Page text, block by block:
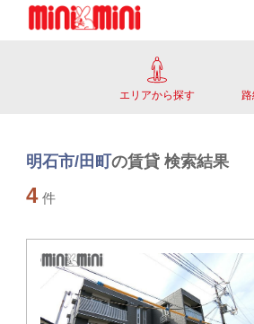
エリアから探す
明石市/田町の賃貸 検索結果
4 件